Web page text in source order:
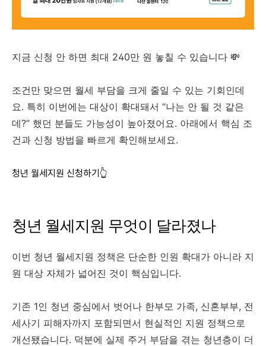
지금 신청 안 하면 최대 240만 원 놓칠 수 있습니다 💸
조건만 맞으면 월세 부담을 크게 줄일 수 있는 기회인데
요. 특히 이번에는 대상이 확대돼서 “나는 안 될 것 같은
데?” 했던 분들도 가능성이 높아졌어요. 아래에서 핵심 조
건과 신청 방법을 빠르게 확인해보세요.
청년 월세지원 신청하기👆
청년 월세지원 무엇이 달라졌나
이번 청년 월세지원 정책은 단순한 인원 확대가 아니라 지
원 대상 자체가 넓어진 것이 핵심입니다.
기존 1인 청년 중심에서 벗어나 한부모 가족, 신혼부부, 전
세사기 피해자까지 포함되면서 현실적인 지원 정책으로
개선됐습니다. 덕분에 실제 주거 부담을 겪는 청년층이 더